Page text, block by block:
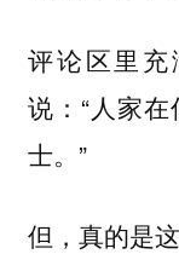
评论区里
说：“人家
士。”
但，真的是